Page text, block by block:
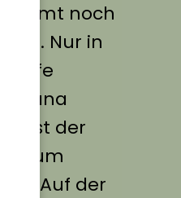
noch
Nur in
ist der
zum
Auf der